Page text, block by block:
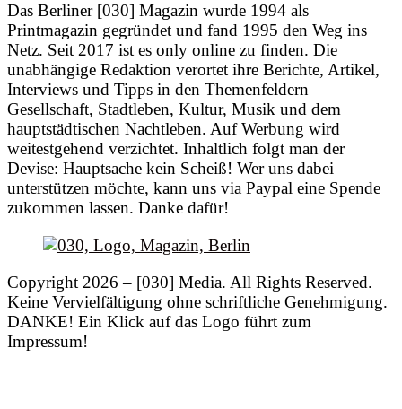
Das Berliner [030] Magazin wurde 1994 als
Printmagazin gegründet und fand 1995 den Weg ins
Netz. Seit 2017 ist es only online zu finden. Die
unabhängige Redaktion verortet ihre Berichte, Artikel,
Interviews und Tipps in den Themenfeldern
Gesellschaft, Stadtleben, Kultur, Musik und dem
hauptstädtischen Nachtleben. Auf Werbung wird
weitestgehend verzichtet. Inhaltlich folgt man der
Devise: Hauptsache kein Scheiß! Wer uns dabei
unterstützen möchte, kann uns via Paypal eine Spende
zukommen lassen. Danke dafür!
Copyright 2026 – [030] Media. All Rights Reserved.
Keine Vervielfältigung ohne schriftliche Genehmigung.
DANKE! Ein Klick auf das Logo führt zum
Impressum!